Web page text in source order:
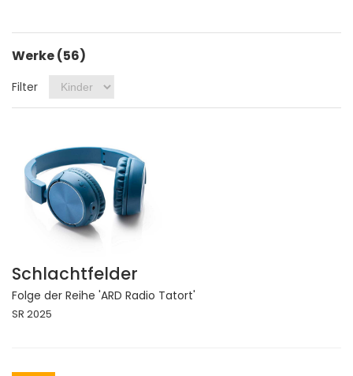
Werke (56)
Filter
Schlachtfelder
Folge der Reihe 'ARD Radio Tatort'
SR 2025